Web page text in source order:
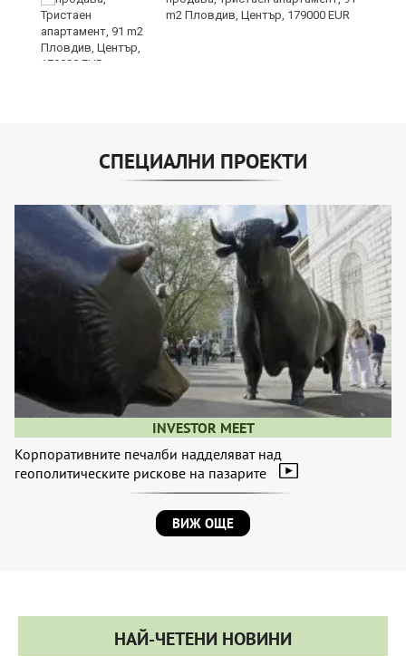
m2 Пловдив, Център, 179000 EUR
СПЕЦИАЛНИ ПРОЕКТИ
INVESTOR MEET
Корпоративните печалби надделяват над
геополитическите рискове на пазарите
ВИЖ ОЩЕ
НАЙ-ЧЕТЕНИ НОВИНИ